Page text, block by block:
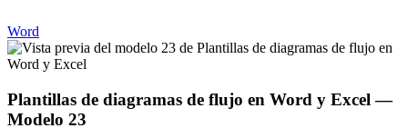
Word
Plantillas de diagramas de flujo en Word y Excel —
Modelo 23